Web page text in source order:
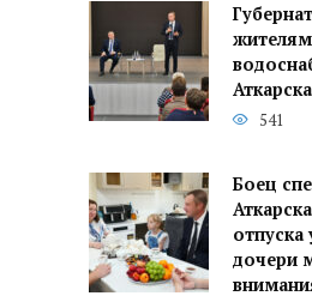
Аткарска
541
Боец
отпуска
дочери